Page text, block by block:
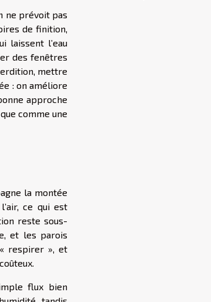
ne prévoit pas
de finition,
laissent l’eau
des fenêtres
mettre
: on améliore
approche
comme une
la montée
ce qui est
reste sous-
et les parois
respirer », et
flux bien